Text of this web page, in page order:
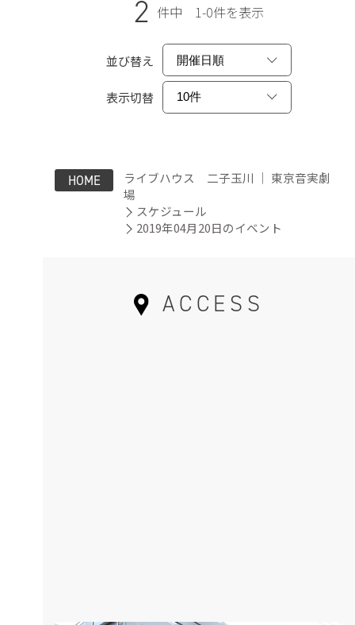
2 件中 1-0件を表示
並び替え
表示切替
HOME
ライブハウス 二子玉川 ｜ 東京音実劇
場
スケジュール
2019年04月20日のイベント
ACCESS